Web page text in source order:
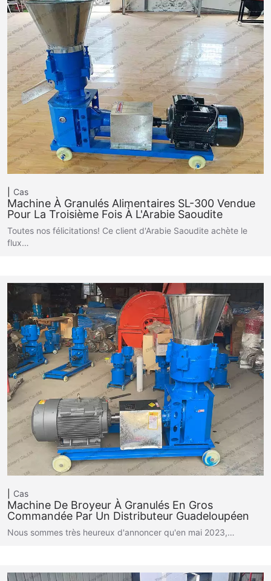
Cas
Machine À Granulés Alimentaires SL-300 Vendue
Pour La Troisième Fois À L'Arabie Saoudite
Toutes nos félicitations! Ce client d'Arabie Saoudite achète le
flux…
Cas
Machine De Broyeur À Granulés En Gros
Commandée Par Un Distributeur Guadeloupéen
Nous sommes très heureux d'annoncer qu'en mai 2023,…